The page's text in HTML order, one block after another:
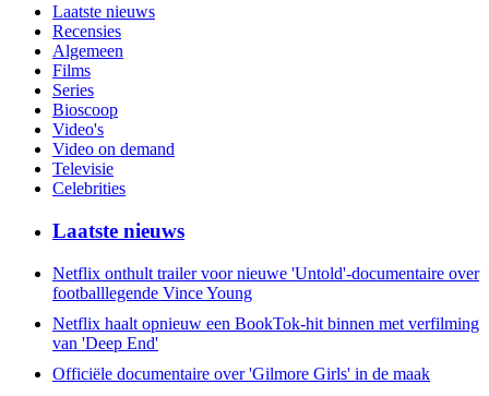
Laatste nieuws
Recensies
Algemeen
Films
Series
Bioscoop
Video's
Video on demand
Televisie
Celebrities
Laatste nieuws
Netflix onthult trailer voor nieuwe 'Untold'-documentaire over
footballlegende Vince Young
Netflix haalt opnieuw een BookTok-hit binnen met verfilming
van 'Deep End'
Officiële documentaire over 'Gilmore Girls' in de maak